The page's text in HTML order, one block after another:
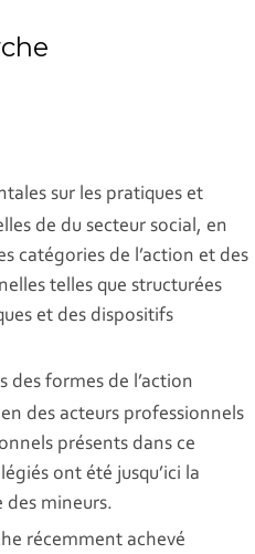
sur les pratiques et
de du secteur social, en
catégories de l’action et des
telles que structurées
et des dispositifs
des formes de l’action
des acteurs professionnels
présents dans ce
ont été jusqu’ici la
des mineurs.
récemment achevé